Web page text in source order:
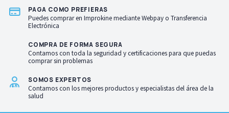
PAGA COMO PREFIERAS
Puedes comprar en Improkine mediante Webpay o Transferencia
Electrónica
COMPRA DE FORMA SEGURA
Contamos con toda la seguridad y certificaciones para que puedas
comprar sin problemas
SOMOS EXPERTOS
Contamos con los mejores productos y especialistas del área de la
salud